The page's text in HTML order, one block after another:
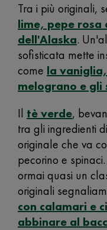
Tra i più originali,
lime, pepe
dell'Alaska.
sofisticata mette
come la
melograno e gli
Il tè verde,
tra gli ingredienti
originale che va
pecorino e
ormai quasi un
originali
con calamari e
abbinare al